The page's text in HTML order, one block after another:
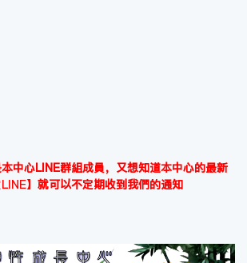
本中心LINE群組成員，又想知道本中心的最新
】 就可以不定期收到我們的通知